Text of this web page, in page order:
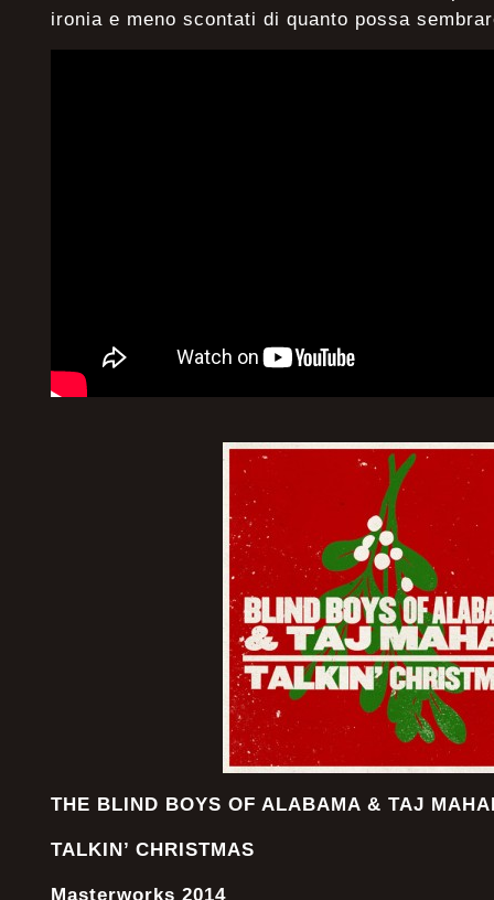
ironia e meno scontati di quanto possa
THE BLIND BOYS OF ALABAMA & TAJ
TALKIN’ CHRISTMAS
Masterworks 2014